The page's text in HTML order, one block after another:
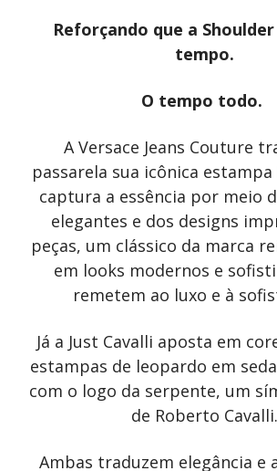
Reforçando que a
tempo.
O tempo todo.
A Versace Jeans Couture
passarela sua icônica
captura a essência por meio
elegantes e dos designs
peças, um clássico da marca
em looks modernos e
remetem ao luxo e à
Já a Just Cavalli aposta em
estampas de leopardo em
com o logo da serpente, um
de Roberto Cavalli.
Ambas traduzem elegância e